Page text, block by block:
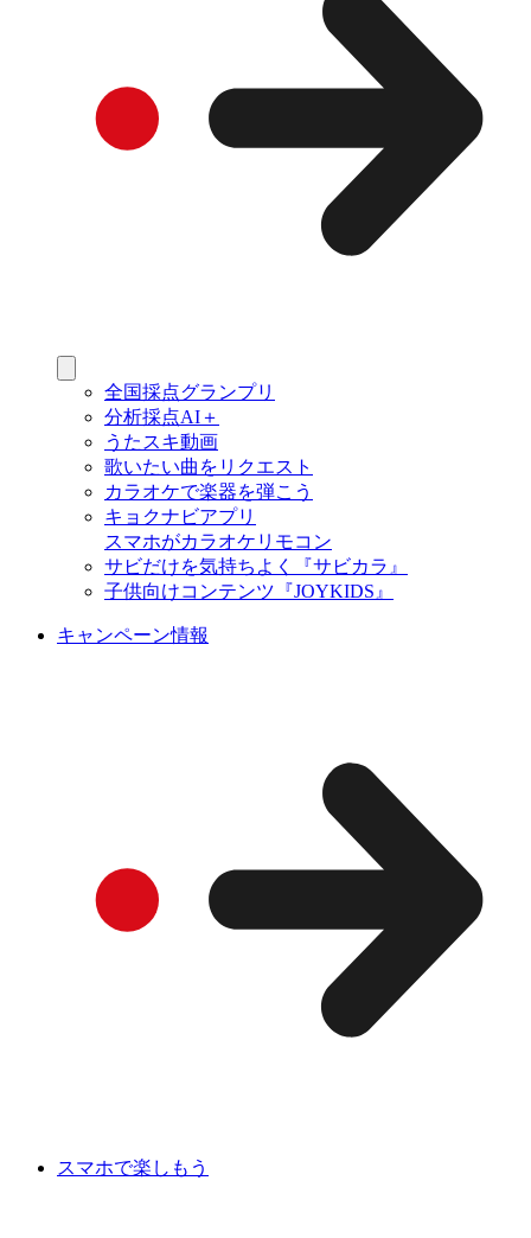
全国採点グランプリ
分析採点AI＋
うたスキ動画
歌いたい曲をリクエスト
カラオケで楽器を弾こう
キョクナビアプリ
スマホがカラオケリモコン
サビだけを気持ちよく『サビカラ』
子供向けコンテンツ『JOYKIDS』
キャンペーン情報
スマホで楽しもう